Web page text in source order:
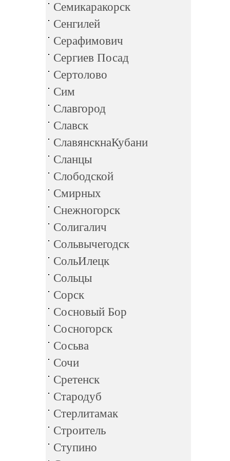
Семикаракорск
Сенгилей
Серафимович
Сергиев Посад
Сертолово
Сим
Славгород
Славск
СлавянскнаКубани
Сланцы
Слободской
Смирных
Снежногорск
Солигалич
Сольвычегодск
СольИлецк
Сольцы
Сорск
Сосновый Бор
Сосногорск
Сосьва
Сочи
Сретенск
Стародуб
Стерлитамак
Строитель
Ступино